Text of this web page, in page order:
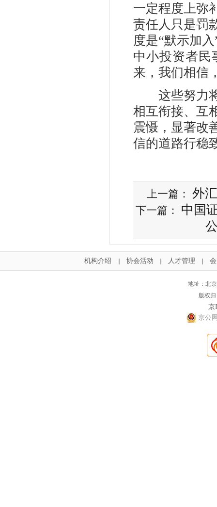
一定程度上弥
责任人只是罚
度是“默示加
中小投资者民
来，我们相信
这些努力将
相互衔接、互
震慑，显著改
信的道路行稳
上一篇： 外
下一篇：
中国
机构介绍 协会活动 人才管理
地址：北
版权
京
京公